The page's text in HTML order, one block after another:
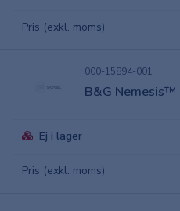
Pris (exkl. moms)
000-15894-001
B&G
Ej i lager
Pris (exkl. moms)